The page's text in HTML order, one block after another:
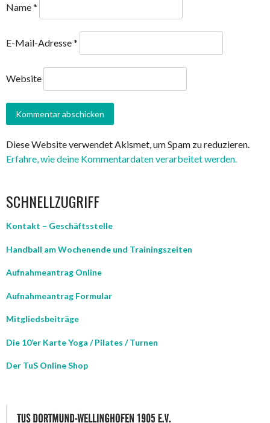
Name*
E-Mail-Adresse*
Website
Diese Website verwendet Akismet, um Spam zu reduzieren.
Erfahre, wie deine Kommentardaten verarbeitet werden.
SCHNELLZUGRIFF
Kontakt – Geschäftsstelle
Handball am Wochenende und Trainingszeiten
Aufnahmeantrag Online
Aufnahmeantrag Formular
Mitgliedsbeiträge
Die 10’er Karte Yoga / Pilates / Turnen
Der TuS Online Shop